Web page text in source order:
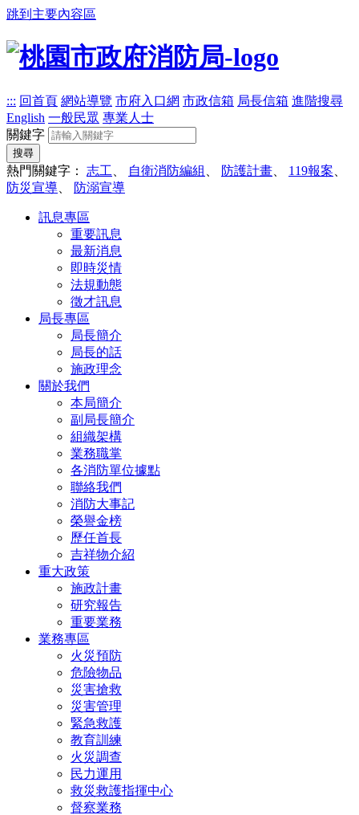
跳到主要內容區
::: 回首頁 網站導覽 市府入口網 市政信箱 局長信箱 進階搜尋
English 一般民眾 專業人士
關鍵字
搜尋
熱門關鍵字： 志工 自衛消防編組 防護計畫 119報案
防災宣導
防溺宣導
訊息專區
重要訊息
最新消息
即時災情
法規動態
徵才訊息
局長專區
局長簡介
局長的話
施政理念
關於我們
本局簡介
副局長簡介
組織架構
業務職掌
各消防單位據點
聯絡我們
消防大事記
榮譽金榜
歷任首長
吉祥物介紹
重大政策
施政計畫
研究報告
重要業務
業務專區
火災預防
危險物品
災害搶救
災害管理
緊急救護
教育訓練
火災調查
民力運用
救災救護指揮中心
督察業務